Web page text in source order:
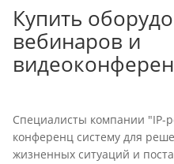
Купить
вебинаров и
Специалисты компании "IP-
конференц систему для
жизненных ситуаций и